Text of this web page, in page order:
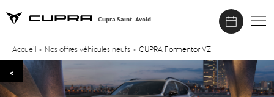
Cupra Saint-Avold
Accueil > Nos offres véhicules neufs > CUPRA Formentor VZ
<